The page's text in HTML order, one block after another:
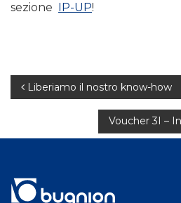
sezione
IP-UP!
Navigazione
Liberiamo il nostro know-how
Voucher 3I –